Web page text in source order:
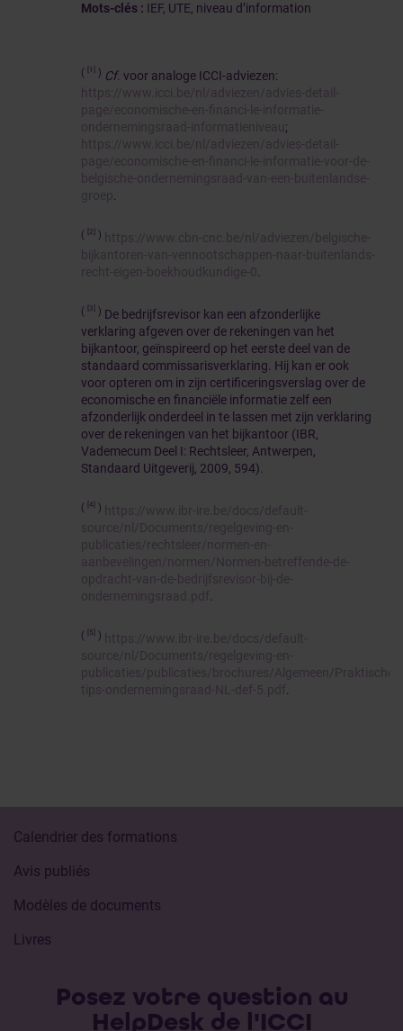
Mots-clés : IEF, UTE, niveau d’information
( ) Cf. voor analoge ICCI-adviezen:
https://www.icci.be/nl/adviezen/advies-detail-
page/economische-en-financi-le-informatie-
ondernemingsraad-informatieniveau ;
https://www.icci.be/nl/adviezen/advies-detail-
page/economische-en-financi-le-informatie-voor-de-
belgische-ondernemingsraad-van-een-buitenlandse-
groep
( [2] )
https://www.cbn-cnc.be/nl/adviezen/belgische-
bijkantoren-van-vennootschappen-naar-buitenlands-
recht-eigen-boekhoudkundige-0
( [3] ) De bedrijfsrevisor kan een afzonderlijke
verklaring afgeven over de rekeningen van het
bijkantoor, geïnspireerd op het eerste deel van de
standaard commissarisverklaring. Hij kan er ook
voor opteren om in zijn certificeringsverslag over de
economische en financiële informatie zelf een
afzonderlijk onderdeel in te lassen met zijn verklaring
over de rekeningen van het bijkantoor (IBR,
Vademecum Deel I: Rechtsleer, Antwerpen,
Standaard Uitgeverij, 2009, 594).
( [4] )
https://www.ibr-ire.be/docs/default-
source/nl/Documents/regelgeving-en-
publicaties/rechtsleer/normen-en-
aanbevelingen/normen/Normen-betreffende-de-
opdracht-van-de-bedrijfsrevisor-bij-de-
ondernemingsraad.pdf
( [5] )
https://www.ibr-ire.be/docs/default-
source/nl/Documents/regelgeving-en-
publicaties/publicaties/brochures/Algemeen/Praktische-
tips-ondernemingsraad-NL-def-5.pdf
Calendrier des formations
Avis publiés
Modèles de documents
Livres
Posez votre question au
HelpDesk de l'ICCI